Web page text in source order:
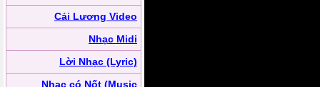
Cải Lương Video
Nhạc Midi
Lời Nhạc (Lyric)
Nhạc có Nốt (Music